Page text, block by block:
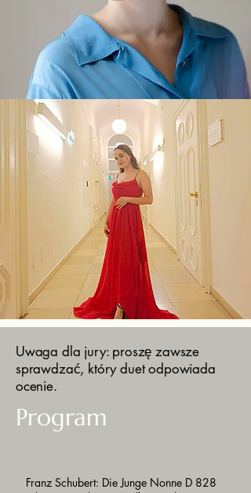
Uwaga dla jury: proszę zawsze
sprawdzać, który duet odpowiada
ocenie.
Program
Franz Schubert: Die Junge Nonne D 828